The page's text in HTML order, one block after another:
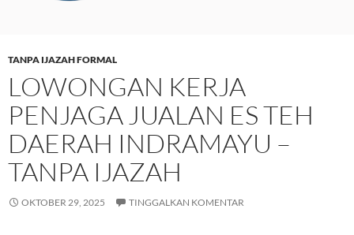
TANPA IJAZAH FORMAL
LOWONGAN KERJA
PENJAGA JUALAN ES TEH
DAERAH INDRAMAYU –
TANPA IJAZAH
OKTOBER 29, 2025 TINGGALKAN KOMENTAR